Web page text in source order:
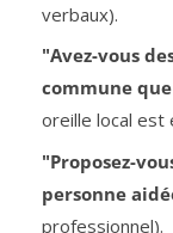
verbaux).
"Avez-vous
commune
oreille local est
"Proposez-
personne
professionnel).